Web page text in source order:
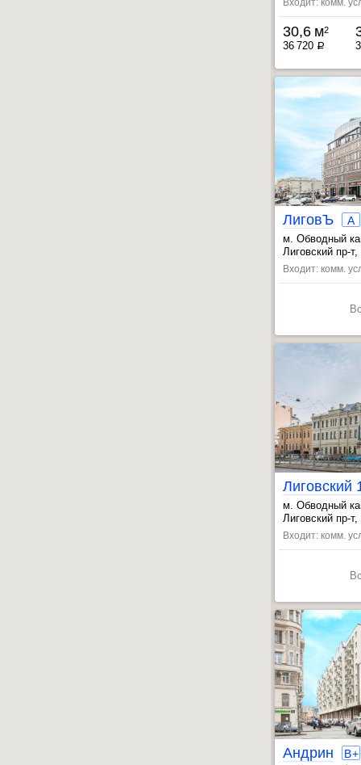
Входит: комм.
30,6 м2
36 720 a
ЛиговЪ A
м. Обводный
, Лиговский
,
Лиговский пр-
Входит: комм.
Лиговский
м. Обводный
, Лиговский
Лиговский пр-
Входит: комм.
Андрин B+